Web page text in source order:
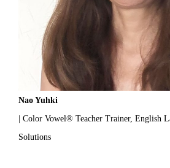
Nao Yuhki
| Color Vowel® Teacher Trainer, English
Solutions